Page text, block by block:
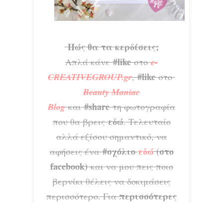
Πώς θα τα κερδίσεις;
Απλά κάνε#likeστοe-
CREATIVEGROUP.gr,#likeστο
Beauty Maniac
Blogκαι#shareτη φωτογραφία
που θα βρειςεδώ. Τελευταίο
αλλά εξίσου σημαντικό, να
αφήσεις ένα#σχόλιο εδώ(στο
facebook)και να μου πεις ποιο
βερνίκι θέλεις να δοκιμάσεις
περισσότερο. Γιαπερισσότερες